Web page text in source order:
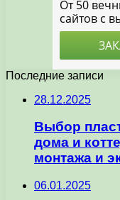
Последние записи
28.12.2025
Выбор
дома и
монтажа и
06.01.2025